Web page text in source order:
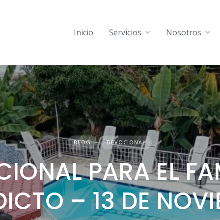
Inicio Servicios Nosotros
BLOG DEVOCIONAL
PARA EL
– 13 DE